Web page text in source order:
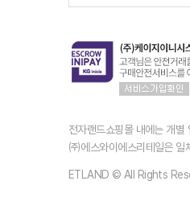
전자랜드쇼핑몰 내에는 개
㈜에스와이에스리테일은 일
ETLAND © All Rights